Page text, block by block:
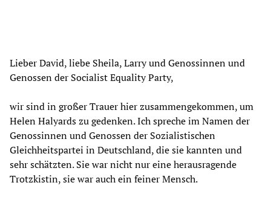
Lieber David, liebe Sheila, Larry und Genossinnen und
Genossen der Socialist Equality Party,
wir sind in großer Trauer hier zusammengekommen, um
Helen Halyards zu gedenken. Ich spreche im Namen der
Genossinnen und Genossen der Sozialistischen
Gleichheitspartei in Deutschland, die sie kannten und
sehr schätzten. Sie war nicht nur eine herausragende
Trotzkistin, sie war auch ein feiner Mensch.